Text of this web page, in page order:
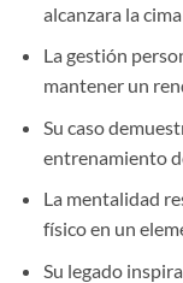
alcanzara la
La gestión
mantener un
Su caso
entrenamiento
La mentalidad
físico en un
Su legado